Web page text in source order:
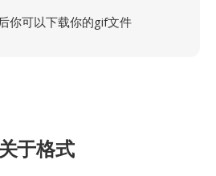
你可以下载你的gif文件
关于格式